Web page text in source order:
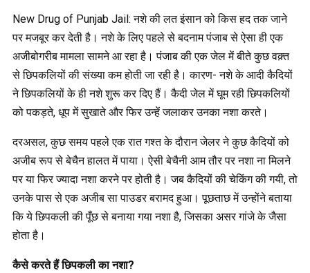
New Drug of Punjab Jail: नशे की लत इंसान को किस हद तक जाने
पर मजबूर कर देती है। नशे के लिए पहले से बदनाम पंजाब से ऐसा ही एक
अजीबोगरीब मामला सामने आ रहा है। पंजाब की एक जेल में बीते कुछ वक़्त
से छिपकलियों की संख्या कम होती जा रही है। कारण- नशे के आदी कैदियों
ने छिपकलियों के ही नशे शुरू कर दिए हैं। कैदी जेल में घूम रही छिपकलियों
को पकड़ते, धूप में सुखाते और फिर उन्हें जलाकर उनका नशा करते।
दरअसल, कुछ समय पहले एक रात गश्त के दौरान जेलर ने कुछ कैदियों को
अजीब रूप से बेचैन हालत में पाया। ऐसी बेचैनी आम तौर पर नशा ना मिलने
पर या फिर ज्यादा नशा करने पर होती है। जब कैदियों की चेकिंग की गयी, तो
उनके पास से एक अजीब सा पाउडर बरामद हुआ। पूछताछ में उन्होंने बताया
कि ये छिपकली की पूँछ से बनाया गया नशा है, जिसका असर गांजे के जैसा
होता है।
कैसे करते हैं छिपकली का नशा?